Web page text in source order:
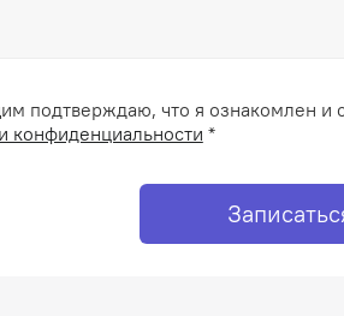
подтверждаю, что я ознакомлен и
конфиденциальности *